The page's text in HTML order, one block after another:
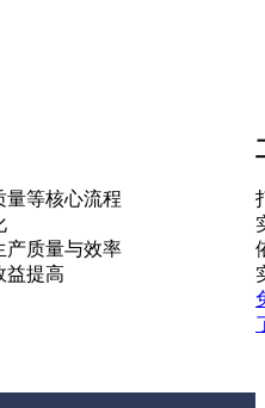
量等核心流程
产质量与效率
益提高